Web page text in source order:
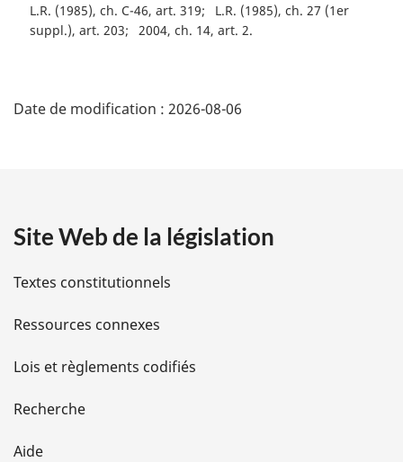
L.R. (1985), ch. C-46, art. 319
L.R. (1985), ch. 27 (1er
suppl.), art. 203
2004, ch. 14, art. 2
é
i
l
s
d
e
l
Date de modification : 2026-08-06
Site Web de la législation
Textes constitutionnels
Ressources connexes
Lois et règlements codifiés
Recherche
Aide